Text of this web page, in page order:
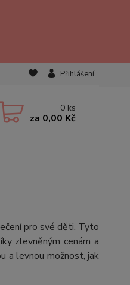
Přihlášení
0 ks
za 0,00 Kč
pro své děti. Tyto
zlevněným cenám a
a levnou možnost, jak